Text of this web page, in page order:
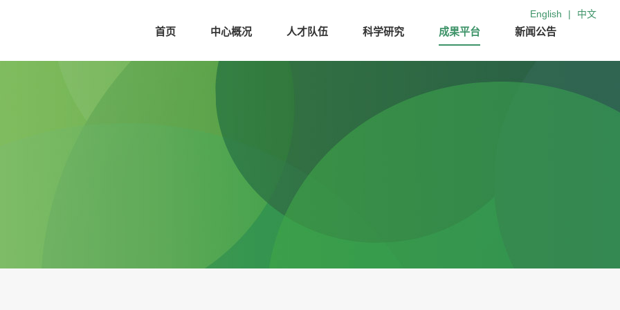
首页 中心概况 人才队伍 科学研究 成果平台 新闻公告
English | 中文